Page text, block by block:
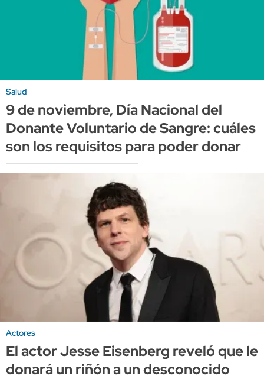
Salud
9 de noviembre, Día Nacional del
Donante Voluntario de Sangre: cuáles
son los requisitos para poder donar
Actores
El actor Jesse Eisenberg reveló que le
donará un riñón a un desconocido